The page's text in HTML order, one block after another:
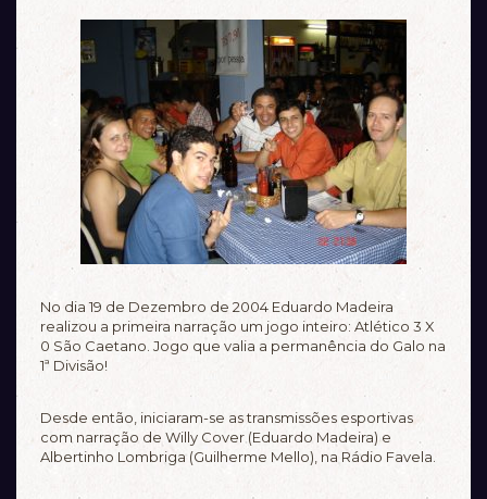
No dia 19 de Dezembro de 2004 Eduardo Madeira
realizou a primeira narração um jogo inteiro: Atlético 3 X
0 São Caetano. Jogo que valia a permanência do Galo na
1ª Divisão!
Desde então, iniciaram-se as transmissões esportivas
com narração de Willy Cover (Eduardo Madeira) e
Albertinho Lombriga (Guilherme Mello), na Rádio Favela.